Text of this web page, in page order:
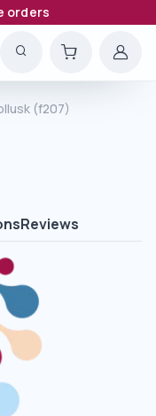
orders
(f207)
Reviews